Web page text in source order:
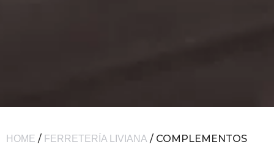
HOME / FERRETERÍA LIVIANA / COMPLEMENTOS